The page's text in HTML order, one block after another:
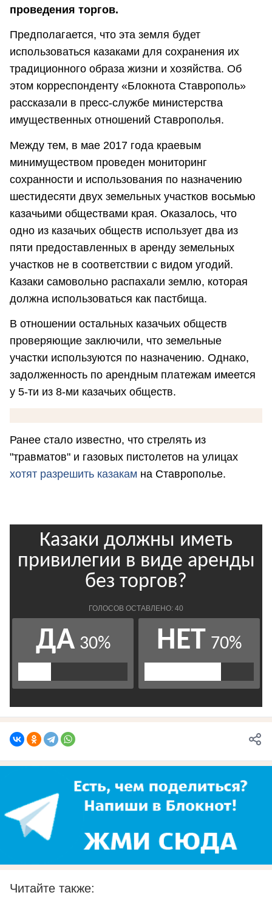
проведения торгов.
Предполагается, что эта земля будет
использоваться казаками для сохранения их
традиционного образа жизни и хозяйства. Об
этом корреспонденту «Блокнота Ставрополь»
рассказали в пресс-службе министерства
имущественных отношений Ставрополья.
Между тем, в мае 2017 года краевым
минимуществом проведен мониторинг
сохранности и использования по назначению
шестидесяти двух земельных участков восьмью
казачьими обществами края. Оказалось, что
одно из казачьих обществ использует два из
пяти предоставленных в аренду земельных
участков не в соответствии с видом угодий.
Казаки самовольно распахали землю, которая
должна использоваться как пастбища.
В отношении остальных казачьих обществ
проверяющие заключили, что земельные
участки используются по назначению. Однако,
задолженность по арендным платежам имеется
у 5-ти из 8-ми казачьих обществ.
Ранее стало известно, что стрелять из
"травматов" и газовых пистолетов на улицах
хотят разрешить казакам на Ставрополье.
Читайте также: